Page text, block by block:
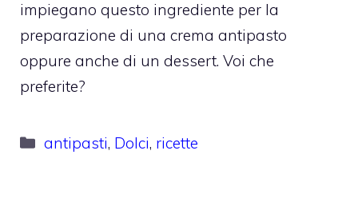
impiegano questo ingrediente per la
preparazione di una crema antipasto
oppure anche di un dessert. Voi che
preferite?
Categorie
antipasti, Dolci, ricette